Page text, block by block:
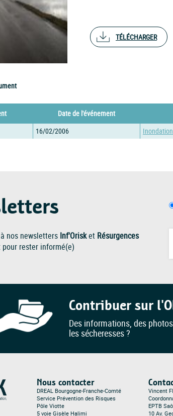
TÉLÉCHARGER
Date de l'événement
16/02/2006
nos newsletters Inf'Orisket Résurgences
rester informé(e)
Contribuer sur
Des informations, des
les sécheresses ?
Nous contacter
DREAL Bourgogne-Franche-Comté
Service Prévention des Risques
Pôle Viotte
5 voie Gisèle Halimi
Vincent
EPTB
10 Av.